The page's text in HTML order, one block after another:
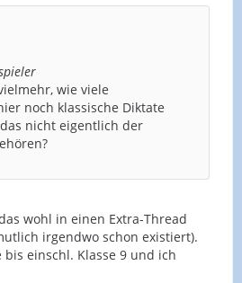
wie viele
noch klassische Diktate
nicht eigentlich der
wohl in einen Extra-Thread
irgendwo schon existiert).
einschl. Klasse 9 und ich